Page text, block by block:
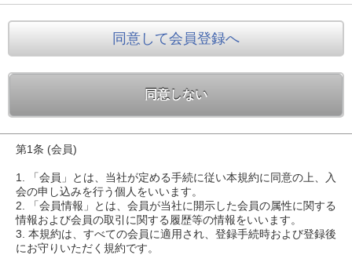
同意して会員登録へ
同意しない
第1条 (会員)
1. 「会員」とは、当社が定める手続に従い本規約に同意の上、入
会の申し込みを行う個人をいいます。
2. 「会員情報」とは、会員が当社に開示した会員の属性に関する
情報および会員の取引に関する履歴等の情報をいいます。
3. 本規約は、すべての会員に適用され、登録手続時および登録後
にお守りいただく規約です。